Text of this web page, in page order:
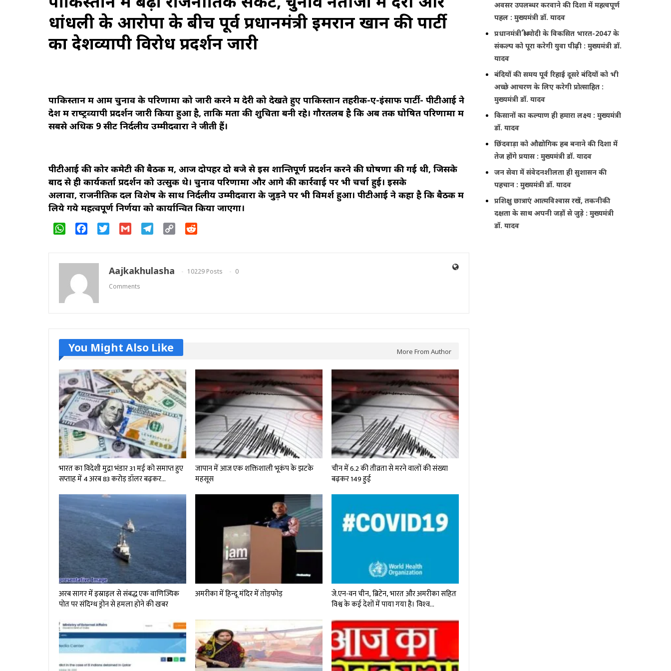
धांधली के आरोपों के बीच पूर्व प्रधानमंत्री इमरान खान की पार्टी
का देशव्यापी विरोध प्रदर्शन जारी
पाकिस्‍तान में आम चुनाव के परिणामों को जारी करने में देरी को देखते हुए पाकिस्‍तान तहरीक-ए-इंसाफ पार्टी- पीटीआई ने
देश में राष्‍ट्रव्‍यापी प्रदर्शन जारी किया हुआ है, ताकि मतों की शुचिता बनी रहे। गौरतलब है कि अब तक घोषित परिणामों में
सबसे अधिक 9 सीटें निर्दलीय उम्‍मीदवारों ने जीती हैं।
पीटीआई की कोर कमेटी की बैठक में, आज दोपहर दो बजे से इस शान्तिपूर्ण प्रदर्शन करने की घोषणा की गई थी, जिसके
बाद से ही कार्यकर्ता प्रदर्शन को उत्‍सुक थे। चुनाव परिणामों और आगे की कार्रवाई पर भी चर्चा हुई। इसके
अलावा, राजनीतिक दल विशेष के साथ निर्दलीय उम्‍मीदवारों के जुड़ने पर भी विमर्श हुआ। पीटीआई ने कहा है कि बैठक में
लिये गये महत्‍वपूर्ण निर्णयों को कार्यान्वित किया जाएगा।
WhatsAppFacebookTwitter Gmail Telegram
Copy
Aajkakhulasha 10229 Posts
0
Comments
You Might Also Like More From Author
भारत का विदेशी मुद्रा भंडार 31 मई को समाप्त हुए
सप्ताह में 4 अरब 83 करोड़ डॉलर बढ़कर…
जापान में आज एक शक्तिशाली भूकंप के झटके
महसूस
चीन में 6.2 की तीव्रता से मरने वालों की संख्या
बढ़कर 149 हुई
अरब सागर में इस्राइल से संबद्ध एक वाणिज्यिक
पोत पर संदिग्‍ध ड्रोन से हमला होने की खबर
अमरीका में हिन्दू मंदिर में तोड़फोड़
जे.एन-वन चीन, ब्रिटेन, भारत और अमरीका सहित
विश्व के कई देशों में पाया गया है। विश्‍व…
अवसर उपलब्धर करवाने की दिशा में महत्वपूर्ण
पहल : मुख्यमंत्री डॉ. यादव
प्रधानमंत्री श्री मोदी के विकसित भारत-2047 के
संकल्प को पूरा करेगी युवा पीढ़ी : मुख्यमंत्री डॉ.
यादव
बंदियों की समय पूर्व रिहाई दूसरे बंदियों को भी
अच्छे आचरण के लिए करेगी प्रोत्साहित :
मुख्यमंत्री डॉ. यादव
किसानों का कल्याण ही हमारा लक्ष्य : मुख्यमंत्री
डॉ. यादव
छिंदवाड़ा को औद्योगिक हब बनाने की दिशा में
तेज होंगे प्रयास : मुख्यमंत्री डॉ. यादव
जन सेवा में संवेदनशीलता ही सुशासन की
पहचान : मुख्यमंत्री डॉ. यादव
प्रशिक्षु छात्राएं आत्मविश्वास रखें, तकनीकी
दक्षता के साथ अपनी जड़ों से जुड़े : मुख्यमंत्री
डॉ. यादव